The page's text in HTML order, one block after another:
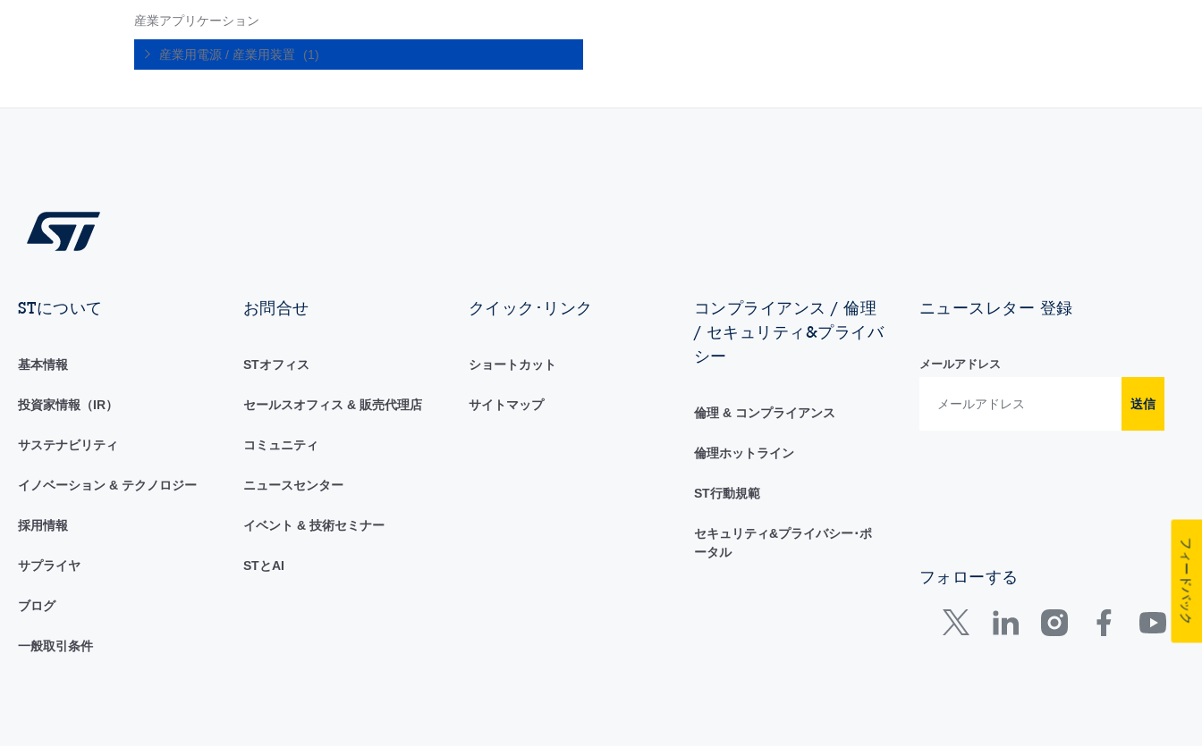
産業アプリケーション
産業用電源 / 産業用装置 (1)
STについて
基本情報
投資家情報（IR）
サステナビリティ
イノベーション & テクノロジー
採用情報
サプライヤ
ブログ
一般取引条件
お問合せ
STオフィス
セールスオフィス & 販売代理店
コミュニティ
ニュースセンター
イベント & 技術セミナー
STとAI
クイック･リンク
ショートカット
サイトマップ
コンプライアンス / 倫理
/ セキュリティ&プライバ
シー
倫理 & コンプライアンス
倫理ホットライン
ST行動規範
セキュリティ&プライバシー･ポ
ータル
ニュースレター 登録
メールアドレス
送信
フォローする フィードバック